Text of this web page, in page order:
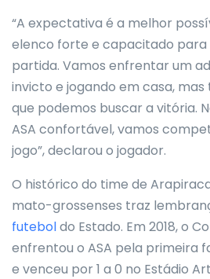
“A expectativa é a melhor
elenco forte e capacitado para
partida. Vamos enfrentar um
invicto e jogando em casa,
que podemos buscar a vitória.
ASA confortável, vamos
jogo”, declarou o jogador.
O histórico do time de
mato-grossenses traz
futeboldo Estado. Em 2018, o
enfrentou o ASA pela primeira
e venceu por 1 a 0 no Estádio